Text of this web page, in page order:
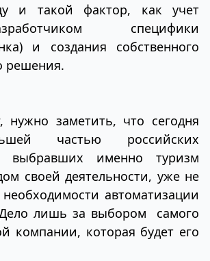
и такой фактор, как учет
специфики
и создания собственного
решения.
нужно заметить, что сегодня
частью российских
выбравших именно туризм
своей деятельности, уже не
автоматизации
лишь за выбором самого
компании, которая будет его